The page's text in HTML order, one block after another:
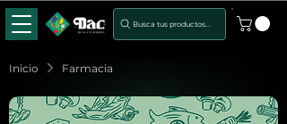
Busca tus productos...
Inicio Farmacia